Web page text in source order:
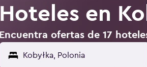
Hoteles en
Encuentra ofertas de 17